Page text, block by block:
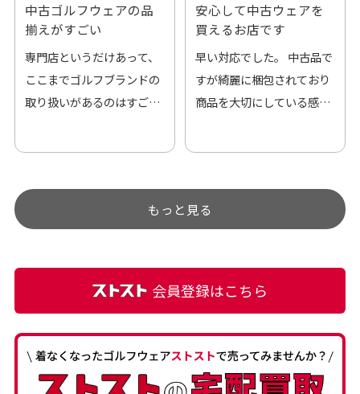
中古ゴルフウェアの品
揃えがすごい
専門店というだけあって、
ここまでゴルフブランドの
取り扱いがあるのはすご
す。
安心して中古ウェアを
買えるお店です
早い対応でした。 中古品で
すが綺麗に梱包されており
商品を大切にしている感が
うぐらい目立つことなく綺
麗な商品でお安く購入でき
もっと見る
会員登録はこちら